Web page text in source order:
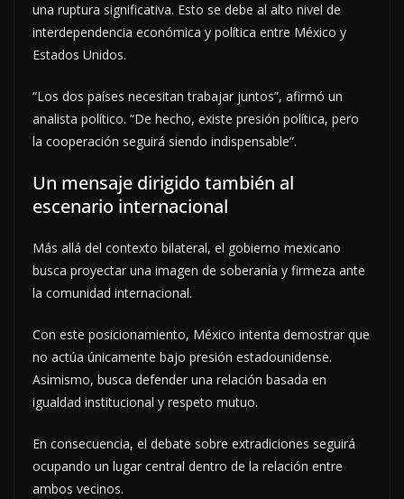
una ruptura significativa. Esto se debe al alto nivel de
interdependencia económica y política entre México y
Estados Unidos.
“Los dos países necesitan trabajar juntos”, afirmó un
analista político. “De hecho, existe presión política, pero
la cooperación seguirá siendo indispensable”.
Un mensaje dirigido también al
escenario internacional
Más allá del contexto bilateral, el gobierno mexicano
busca proyectar una imagen de soberanía y firmeza ante
la comunidad internacional.
Con este posicionamiento, México intenta demostrar que
no actúa únicamente bajo presión estadounidense.
Asimismo, busca defender una relación basada en
igualdad institucional y respeto mutuo.
En consecuencia, el debate sobre extradiciones seguirá
ocupando un lugar central dentro de la relación entre
ambos vecinos.